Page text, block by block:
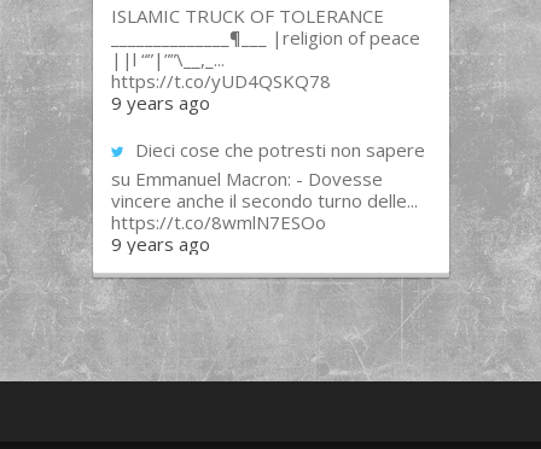
ISLAMIC TRUCK OF TOLERANCE
______________¶___ |religion of peace
||l “”|””\__,_...
https://t.co/yUD4QSKQ78
9 years ago
Dieci cose che potresti non sapere
su Emmanuel Macron: - Dovesse
vincere anche il secondo turno delle...
https://t.co/8wmlN7ESOo
9 years ago